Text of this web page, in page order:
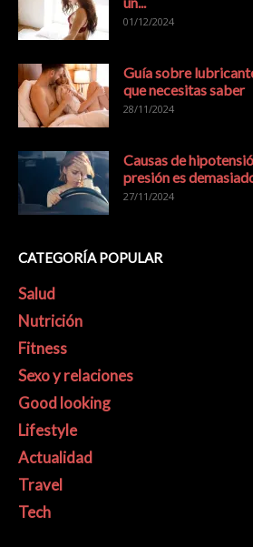
01/12/2024
Guía sobre
que necesitas saber
28/11/2024
Causas de
presión es
27/11/2024
CATEGORÍA POPULAR
Salud
Nutrición
Fitness
Sexo y relaciones
Good looking
Lifestyle
Actualidad
Travel
Tech